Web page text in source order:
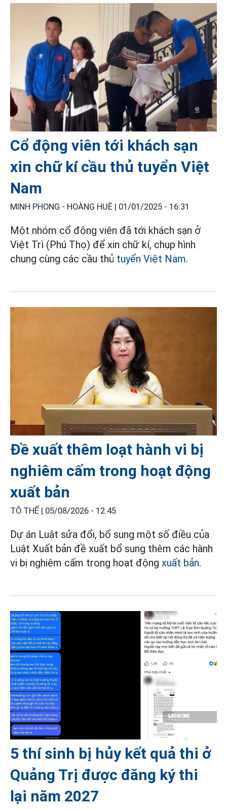
Cổ động viên tới khách sạn
xin chữ kí cầu thủ tuyển Việt
Nam
MINH PHONG - HOÀNG HUÊ | 01/01/2025 - 16:31
Một nhóm cổ động viên đã tới khách sạn ở
Việt Trì (Phú Thọ) để xin chữ kí, chụp hình
chung cùng các cầu thủ tuyển Việt Nam.
Đề xuất thêm loạt hành vi bị
nghiêm cấm trong hoạt động
xuất bản
TÔ THẾ | 05/08/2026 - 12:45
Dự án Luật sửa đổi, bổ sung một số điều của
Luật Xuất bản đề xuất bổ sung thêm các hành
vi bị nghiêm cấm trong hoạt động xuất bản.
5 thí sinh bị hủy kết quả thi ở
Quảng Trị được đăng ký thi
lại năm 2027